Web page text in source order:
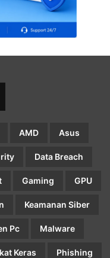
AMD Asus
Data Breach
Gaming GPU
Keamanan Siber
Pc Malware
Keras Phishing